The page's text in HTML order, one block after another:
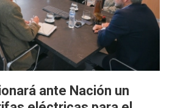
ante Nación un